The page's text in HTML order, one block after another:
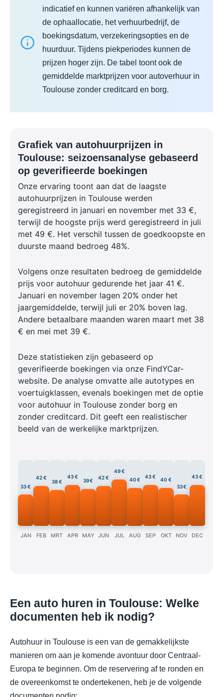
indicatief en kunnen variëren afhankelijk van
de ophaallocatie, het verhuurbedrijf, de
boekingsdatum, verzekeringsopties en de
huurduur. Tijdens piekperiodes kunnen de
prijzen hoger zijn. De tabel toont ook de
gemiddelde marktprijzen voor autoverhuur in
Toulouse zonder creditcard en borg.
Grafiek van autohuurprijzen in
Toulouse: seizoensanalyse gebaseerd
op geverifieerde boekingen
Onze ervaring toont aan dat de laagste
autohuurprijzen in Toulouse werden
geregistreerd in januari en november met 33 €,
terwijl de hoogste prijs werd geregistreerd in juli
met 49 €. Het verschil tussen de goedkoopste en
duurste maand bedroeg 48%.
Volgens onze resultaten bedroeg de gemiddelde
prijs voor autohuur gedurende het jaar 41 €.
Januari en november lagen 20% onder het
jaargemiddelde, terwijl juli er 20% boven lag.
Andere betaalbare maanden waren maart met 38
€ en mei met 39 €.
Deze statistieken zijn gebaseerd op
geverifieerde boekingen via onze FindYCar-
website. De analyse omvatte alle autotypes en
voertuigklassen, evenals boekingen met de optie
voor autohuur in Toulouse zonder borg en
zonder creditcard. Dit geeft een realistischer
beeld van de werkelijke marktprijzen.
33 €
JAN
42 €
FEB
38 €
MRT
43 €
APR
39 €
MAY
42 €
JUN
49 €
JUL
40 €
AUG
43 €
SEP
40 €
OKT
33 €
NOV
43 €
DEC
Een auto huren in Toulouse: Welke
documenten heb ik nodig?
Autohuur in Toulouse is een van de gemakkelijkste
manieren om aan je komende avontuur door Centraal-
Europa te beginnen. Om de reservering af te ronden en
de overeenkomst te ondertekenen, heb je de volgende